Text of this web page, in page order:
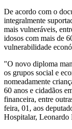
De acordo com o
integralmente
mais vulneráveis,
idosos com mais de
vulnerabilidade
"O novo diploma
os grupos social e
nomeadamente
60 anos e cidadãos
financeira, entre
feira, 01, aos
Hospitalar, Leonardo